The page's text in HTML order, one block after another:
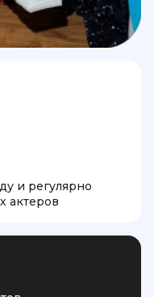
и регулярно
актеров